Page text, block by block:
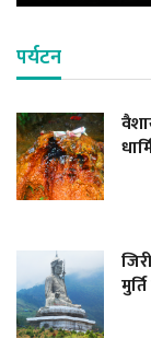
पर्यटन